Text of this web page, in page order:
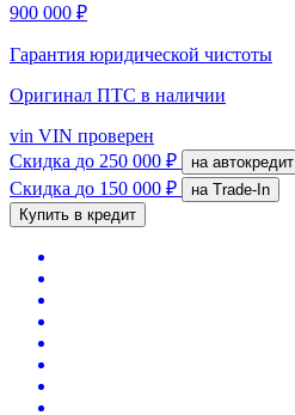
900 000 ₽
Гарантия юридической чистоты
Оригинал ПТС в наличии
vin VIN проверен
Скидка до 250 000 ₽ на автокредит
Скидка до 150 000 ₽
на Trade-In
Купить в кредит